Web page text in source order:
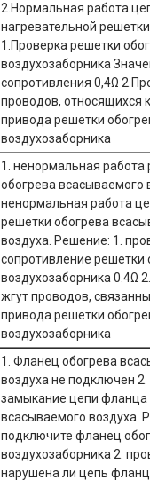
2.Нормальная работа
нагревательной
1.Проверка решетки
воздухозаборника
сопротивления 0,4Ω
проводов, относящихся
привода решетки
воздухозаборника
1. ненормальная работа
обогрева всасываемого
ненормальная работа
решетки обогрева
воздуха. Решение: 1.
сопротивление решетки
воздухозаборника 0.4Ω
жгут проводов,
привода решетки
воздухозаборника
1. Фланец обогрева
воздуха не подключен
замыкание цепи фланца
всасываемого воздуха.
подключите фланец
воздухозаборника 2.
нарушена ли цепь